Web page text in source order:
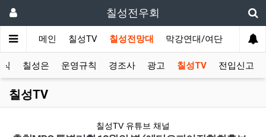
칠성전우회
메인 칠성TV 칠성전망대 막강연대/여단 사단
칠성은 운영규칙 경조사 광고 칠성TV 전입신고
칠성TV
칠성TV 유튜브 채널